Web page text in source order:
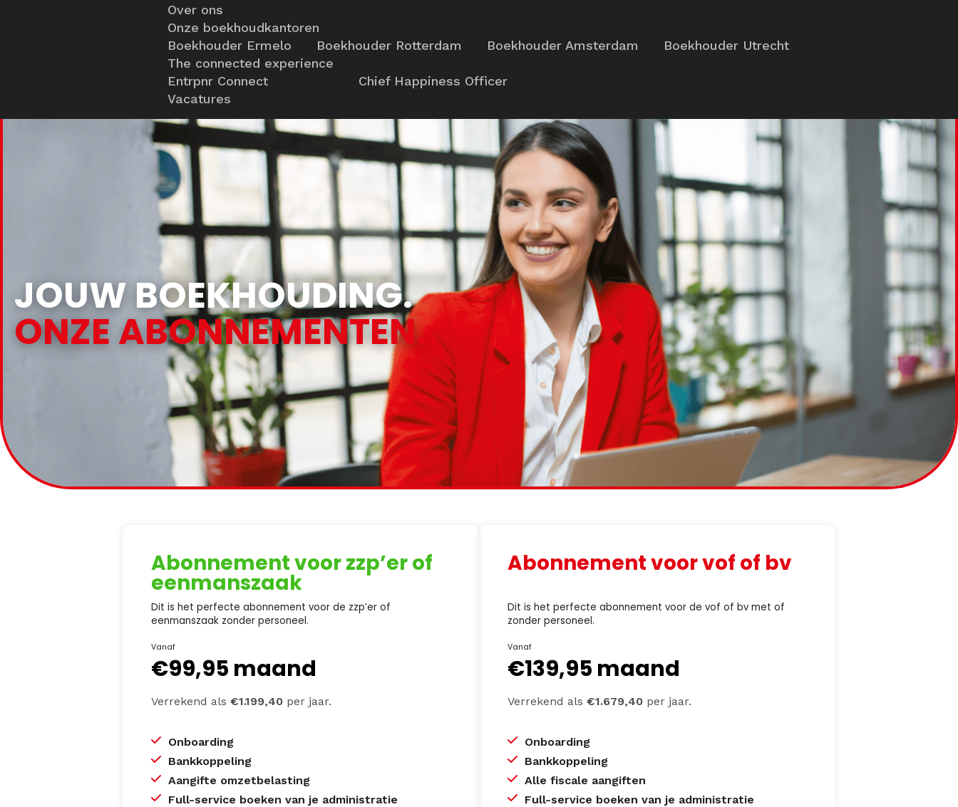
Over ons
Onze boekhoudkantoren
Boekhouder Ermelo
Boekhouder Rotterdam Boekhouder Amsterdam
Boekhouder Utrecht
The connected experience
Entrpnr Connect
Chief Happiness Officer
Vacatures
JOUW BOEKHOUDING.
ONZE ABONNEMENTEN.
Abonnement voor zzp’er of
eenmanszaak
Dit is het perfecte abonnement voor de zzp’er of
eenmanszaak zonder personeel.
Vanaf
€99,95 maand
Verrekend als €1.199,40 per jaar.
Onboarding
Bankkoppeling
Aangifte omzetbelasting
Full-service boeken van je administratie
Abonnement voor vof of bv
Dit is het perfecte abonnement voor de vof of bv met of
zonder personeel.
Vanaf
€139,95 maand
Verrekend als €1.679,40 per jaar.
Onboarding
Bankkoppeling
Alle fiscale aangiften
Full-service boeken van je administratie